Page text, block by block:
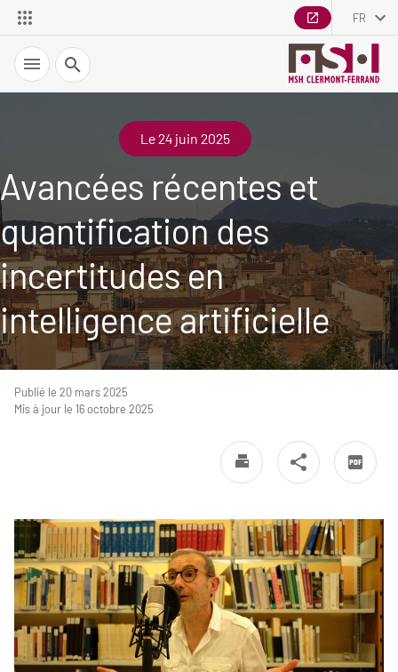
FR
Recherche
Le 24 juin 2025
Avancées récentes et
quantification des
incertitudes en
intelligence artificielle
Publié le 20 mars 2025
Mis à jour le 16 octobre 2025